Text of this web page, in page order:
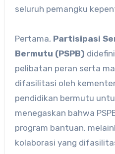
seluruh pemangku
Pertama, Partisipasi
Bermutu (PSPB)
pelibatan peran serta
difasilitasi oleh
pendidikan bermutu
menegaskan bahwa
program bantuan,
kolaborasi yang